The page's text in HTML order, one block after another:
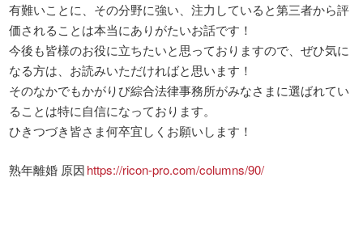
有難いことに、その分野に強い、注力していると第三者から評
価されることは本当にありがたいお話です！
今後も皆様のお役に立ちたいと思っておりますので、ぜひ気に
なる方は、お読みいただければと思います！
そのなかでもかがりび綜合法律事務所がみなさまに選ばれてい
ることは特に自信になっております。
ひきつづき皆さま何卒宜しくお願いします！
https://ricon-pro.com/columns/90/